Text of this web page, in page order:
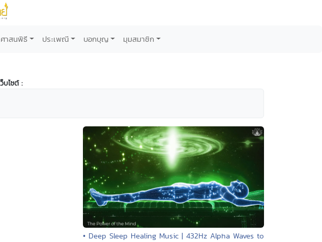
ศาสนพิธี ประเพณี บอกบุญ มุมสมาชิก
บไซต์ :
• Deep Sleep Healing Music | 432Hz Alpha Waves to